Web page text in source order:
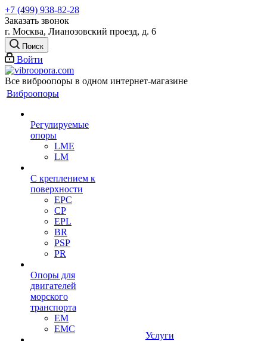
+7 (499) 938-82-28
Заказать звонок
г. Москва, Лианозовский проезд, д. 6
Поиск
Войти
Все виброопоры в одном интернет-магазине
Виброопоры
Регулируемые
опоры
LME
LM
С креплением к
поверхности
EPC
CP
EPL
BR
PSP
PR
Опоры для
двигателей
морского
транспорта
EM
EMC
Услуги